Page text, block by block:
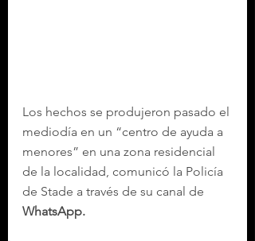
Los hechos se produjeron pasado el
mediodía en un “centro de ayuda a
menores” en una zona residencial
de la localidad, comunicó la Policía
de Stade a través de su canal de
WhatsApp.